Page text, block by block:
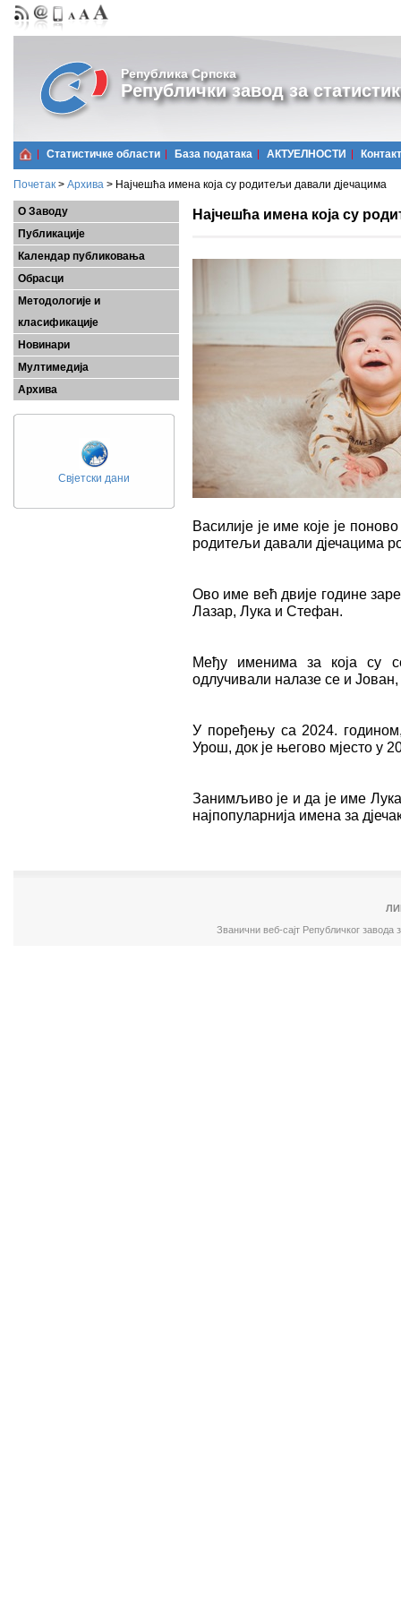
Република Српска
Републички завод за
Статистичке области Базa података АКТУЕЛНОСТИ Контакт
Почетак > Архива > Најчешћа имена која су родитељи давали дјечацима
О Заводу
Публикације
Календар публиковања
Обрасци
Методологије и
класификације
Новинари
Мултимедија
Архива
Свјетски дани
Најчешћа имена која су
Василије је име које је
родитељи давали дјечацима
Ово име већ двије године
Лазар, Лука и Стефан.
Међу именима за која су
одлучивали налазе се и
У поређењу са 2024.
Урош, док је његово мјесто у
Занимљиво је и да је име
најпопуларнија имена за
Званични веб-сајт Републичког